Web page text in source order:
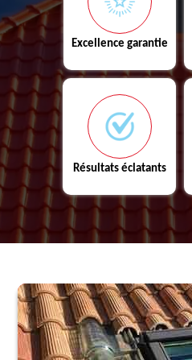
Excellence garantie
Résultats éclatants